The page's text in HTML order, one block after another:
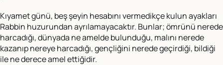
Kıyamet günü, beş şeyin hesabını vermedikçe kulun ayakları
Rabbin huzurundan ayrılamayacaktır. Bunlar; ömrünü nerede
harcadığı, dünyada ne amelde bulunduğu, malını nerede
kazanıp nereye harcadığı, gençliğini nerede geçirdiği, bildiği
ile ne derece amel ettiğidir.